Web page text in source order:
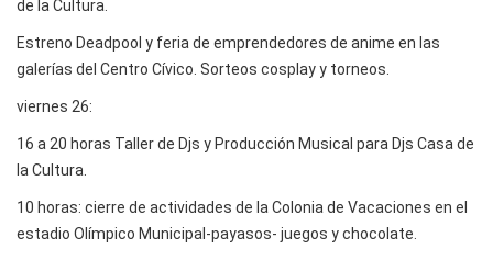
de la Cultura.
Estreno Deadpool y feria de emprendedores de anime en las
galerías del Centro Cívico. Sorteos cosplay y torneos.
viernes 26:
16 a 20 horas Taller de Djs y Producción Musical para Djs Casa de
la Cultura.
10 horas: cierre de actividades de la Colonia de Vacaciones en el
estadio Olímpico Municipal-payasos- juegos y chocolate.